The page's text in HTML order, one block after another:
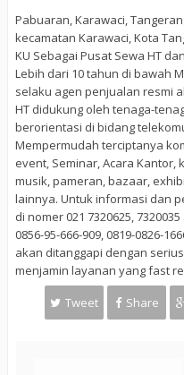
Pabuaran, Karawaci,
kecamatan Karawaci, Kota
KU Sebagai Pusat Sewa HT
Lebih dari 10 tahun di bawah
selaku agen penjualan resmi
HT didukung oleh tenaga-
berorientasi di bidang
Mempermudah terciptanya
event, Seminar, Acara
musik, pameran, bazaar,
lainnya. Untuk informasi dan
di nomer 021 7320625,
0856-95-666-909, 0819-0826-
akan ditanggapi dengan
menjamin layanan yang fast
Tweet
Share